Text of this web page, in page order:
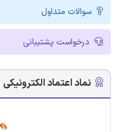
سوالات متداول
درخواست پشتیبانی
نماد اعتماد الکترونیکی